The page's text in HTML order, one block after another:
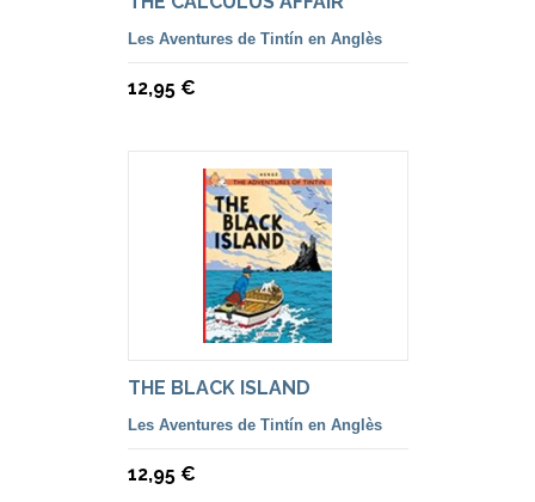
Les Aventures de Tintín en Anglès
12,95 €
THE BLACK ISLAND
Les Aventures de Tintín en Anglès
12,95 €